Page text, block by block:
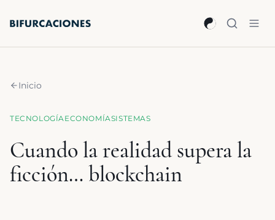
Inicio
TECNOLOGÍAECONOMÍASISTEMAS
Cuando la realidad supera la
ficción… blockchain